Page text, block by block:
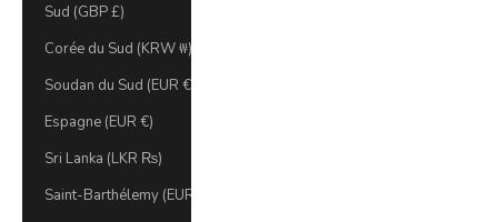
Sud (GBP £)
Corée du Sud (KRW ₩)
Soudan du Sud (EUR €)
Espagne (EUR €)
Sri Lanka (LKR ₨)
Saint-Barthélemy (EUR €)